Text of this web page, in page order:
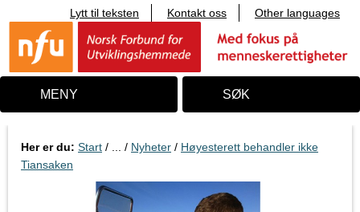
i
n
o
Lytt til teksten Kontakt oss Other languages
MENY SØK
Her er du: Start / ... / Nyheter / Høyesterett behandler ikke
Tiansaken